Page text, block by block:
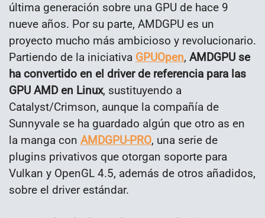
última generación sobre una GPU de hace 9
nueve años. Por su parte, AMDGPU es un
proyecto mucho más ambicioso y revolucionario.
Partiendo de la iniciativa GPUOpen, AMDGPU se
ha convertido en el driver de referencia para las
GPU AMD en Linux, sustituyendo a
Catalyst/Crimson, aunque la compañía de
Sunnyvale se ha guardado algún que otro as en
la manga con AMDGPU-PRO, una serie de
plugins privativos que otorgan soporte para
Vulkan y OpenGL 4.5, además de otros añadidos,
sobre el driver estándar.